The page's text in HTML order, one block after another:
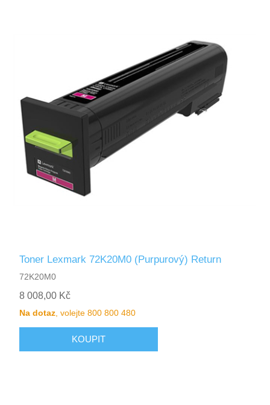
Toner Lexmark 72K20M0 (Purpurový) Return
72K20M0
8 008,00 Kč
Na dotaz , volejte 800 800 480